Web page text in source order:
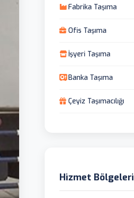
Fabrika Taşıma
Ofis Taşıma
İşyeri Taşıma
Banka Taşıma
Çeyiz Taşımacılığı
Hizmet Bölgeleri